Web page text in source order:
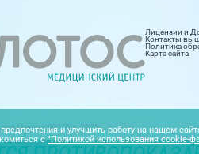
Лицензии и
Контакты
Политика
Карта сайта
Центр «ЛОТОС», 2025
15 направлений
Стационар
и улучшить работу на нашем
с"Политикой использования cookie-